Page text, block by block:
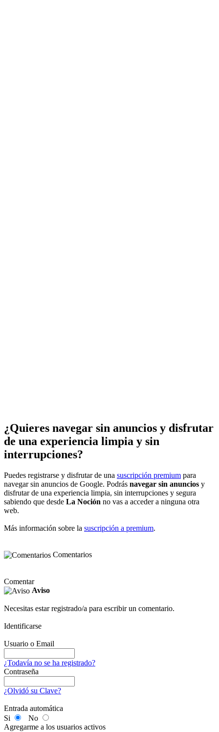
¿Quieres navegar sin anuncios y disfrutar
de una experiencia limpia y sin
interrupciones?
Puedes registrarse y disfrutar de una suscripción premium para
navegar sin anuncios de Google. Podrás navegar sin anuncios y
disfrutar de una experiencia limpia, sin interrupciones y segura
sabiendo que desde La Noción no vas a acceder a ninguna otra
web.
Más información sobre la suscripción a premium.
Comentarios
Comentar
Aviso
Necesitas estar registrado/a para escribir un comentario.
Identificarse
Usuario o Email
¿Todavía no se ha registrado?
Contraseña
¿Olvidó su Clave?
Entrada automática
Si
No
Agregarme a los usuarios activos